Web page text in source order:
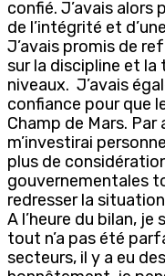
confié. J’avais alors
de l’intégrité et
J’avais promis de
sur la discipline et la
niveaux. J’avais
confiance pour que
Champ de Mars. Par
m’investirai
plus de
gouvernementales
redresser la
A l’heure du bilan,
tout n’a pas été
secteurs, il y a eu